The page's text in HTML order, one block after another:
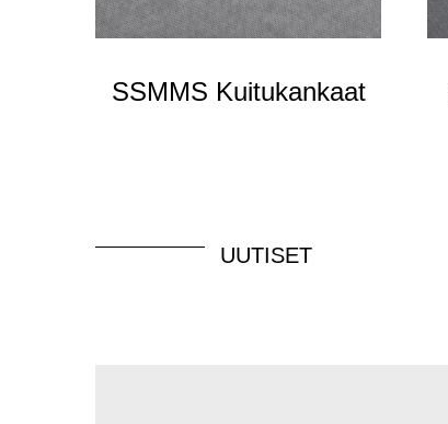
SSMMS Kuitukankaat
UUTISET